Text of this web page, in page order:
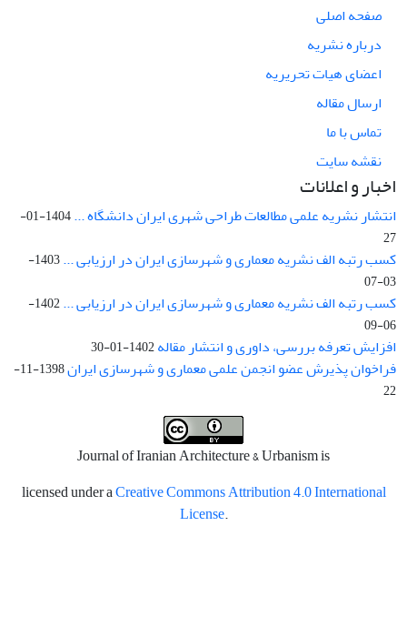
صفحه اصلی
درباره نشریه
اعضای هیات تحریریه
ارسال مقاله
تماس با ما
نقشه سایت
اخبار و اعلانات
انتشار نشریه علمی مطالعات طراحی شهری ایران دانشگاه ...
1404-01-
27
کسب رتبه الف نشریه معماری و شهرسازی ایران در ارزیابی ...
1403-
03-07
کسب رتبه الف نشریه معماری و شهرسازی ایران در ارزیابی ...
1402-
06-09
افزایش تعرفه بررسی، داوری و انتشار مقاله1402-01-30
فراخوان پذیرش عضو انجمن علمی معماری و شهرسازی ایران
1398-11-
22
Journal of Iranian Architecture & Urbanism is
licensed under aCreative Commons Attribution 4.0 International
License.